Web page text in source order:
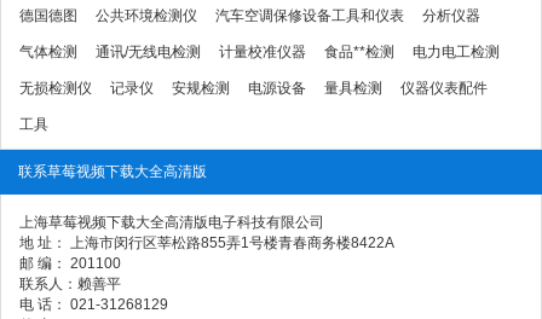
德国德图 公共环境检测仪 汽车空调保修设备工具和仪表 分析仪器
气体检测 通讯/无线电检测 计量校准仪器 食品**检测 电力电工检测
无损检测仪 记录仪 安规检测 电源设备 量具检测 仪器仪表配件
工具
联系草莓视频下载大全高清版
上海草莓视频下载大全高清版电子科技有限公司
地 址： 上海市闵行区莘松路855弄1号楼青春商务楼8422A
邮 编： 201100
联系人：赖善平
电 话： 021-31268129